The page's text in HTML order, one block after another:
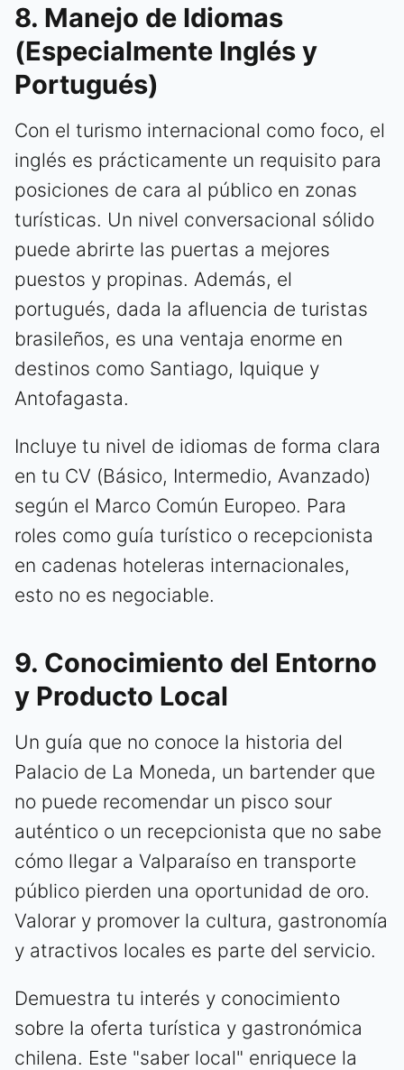
8. Manejo de Idiomas
(Especialmente Inglés y
Portugués)
Con el turismo internacional como foco, el
inglés es prácticamente un requisito para
posiciones de cara al público en zonas
turísticas. Un nivel conversacional sólido
puede abrirte las puertas a mejores
puestos y propinas. Además, el
portugués, dada la afluencia de turistas
brasileños, es una ventaja enorme en
destinos como Santiago, Iquique y
Antofagasta.
Incluye tu nivel de idiomas de forma clara
en tu CV (Básico, Intermedio, Avanzado)
según el Marco Común Europeo. Para
roles como guía turístico o recepcionista
en cadenas hoteleras internacionales,
esto no es negociable.
9. Conocimiento del Entorno
y Producto Local
Un guía que no conoce la historia del
Palacio de La Moneda, un bartender que
no puede recomendar un pisco sour
auténtico o un recepcionista que no sabe
cómo llegar a Valparaíso en transporte
público pierden una oportunidad de oro.
Valorar y promover la cultura, gastronomía
y atractivos locales es parte del servicio.
Demuestra tu interés y conocimiento
sobre la oferta turística y gastronómica
chilena. Este "saber local" enriquece la